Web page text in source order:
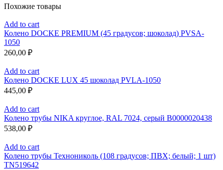
Похожие товары
Add to cart
Колено DOCKE PREMIUM (45 градусов; шоколад) PVSA-
1050
260,00 ₽
Add to cart
Колено DOCKE LUX 45 шоколад PVLA-1050
445,00 ₽
Add to cart
Колено трубы NIKA круглое, RAL 7024, серый В0000020438
538,00 ₽
Add to cart
Колено трубы Технониколь (108 градусов; ПВХ; белый; 1 шт)
TN519642